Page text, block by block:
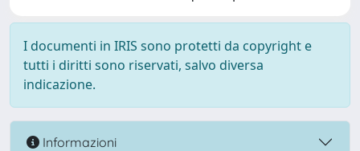
I documenti in IRIS sono protetti da copyright e
tutti i diritti sono riservati, salvo diversa
indicazione.
Informazioni